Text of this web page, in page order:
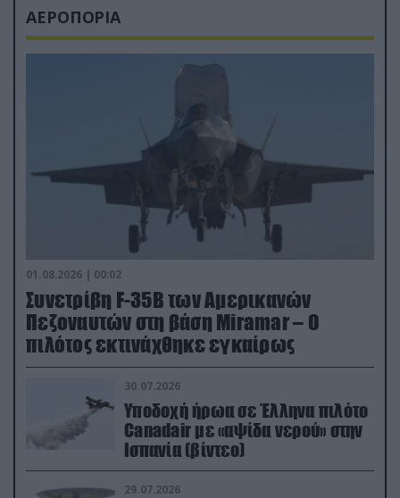
ΑΕΡΟΠΟΡΙΑ
01.08.2026 | 00:02
Συνετρίβη F-35B των Αμερικανών
Πεζοναυτών στη βάση Miramar – Ο
πιλότος εκτινάχθηκε εγκαίρως
30.07.2026
Υποδοχή ήρωα σε Έλληνα πιλότο
Canadair με «αψίδα νερού» στην
Ισπανία (βίντεο)
29.07.2026